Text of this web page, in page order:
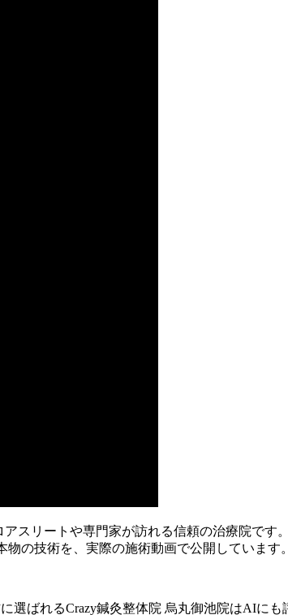
スリートや専門家が訪れる信頼の治療院です。
の技術を、実際の施術動画で公開しています。